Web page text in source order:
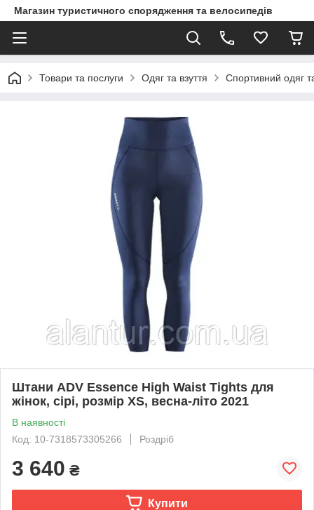
Магазин туристичного спорядження та велосипедів
Товари та послуги Одяг та взуття Спортивний одяг
Штани ADV Essence High Waist Tights для
жінок, сірі, розмір XS, весна-літо 2021
В наявності
Код: 10-7318573305266
Роздріб
3 640 ₴
Купити